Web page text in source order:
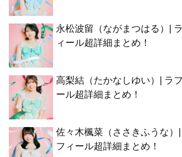
永松波留（ながまつはる）|
ィール超詳細まとめ！
高梨結（たかなしゆい）| ラ
ール超詳細まとめ！
佐々木楓菜（ささきふうな）
フィール超詳細まとめ！